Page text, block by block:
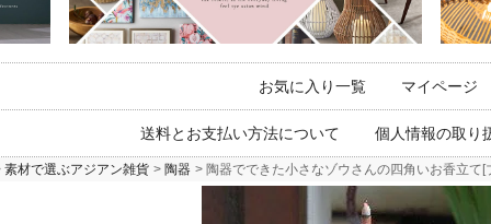
お気に入り一覧 マイページ
送料とお支払い方法について 個人情報の取り
素材で選ぶアジアン雑貨 陶器 陶器でできた小さなゾウさんの四角いお香立